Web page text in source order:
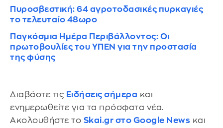
Πυροσβεστική: 64 αγροτοδασικές πυρκαγιές
το τελευταίο 48ωρο
Παγκόσμια Ημέρα Περιβάλλοντος: Οι
πρωτοβουλίες του ΥΠΕΝ για την προστασία
της φύσης
Διαβάστε τις Ειδήσεις σήμερα και
ενημερωθείτε για τα πρόσφατα νέα.
Ακολουθήστε το Skai.gr στο Google News και